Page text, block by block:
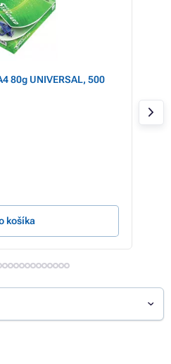
80g UNIVERSAL, 500
košíka